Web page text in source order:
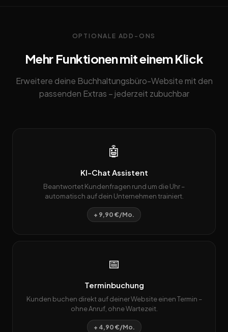
OPTIONALE ADD-ONS
Mehr Funktionen mit einem Klick
Erweitere deine Buchhaltungsbüro-Website mit den
passenden Extras – jederzeit zubuchbar
🤖
KI-Chat Assistent
Beantwortet Kundenfragen rund um die Uhr –
automatisch auf dein Unternehmen trainiert.
+ 9,90 €/Mo.
📅
Terminbuchung
Kunden buchen direkt auf deiner Website einen Termin –
ohne Anruf, ohne Wartezeit.
+ 4,90 €/Mo.